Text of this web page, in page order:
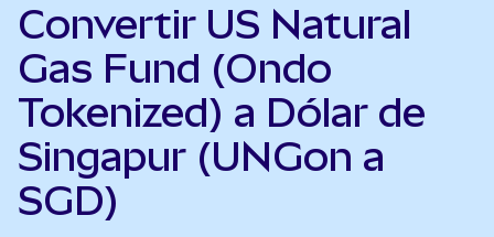
Convertir US Natural
Gas Fund (Ondo
Tokenized) a Dólar de
Singapur (UNGon a
SGD)